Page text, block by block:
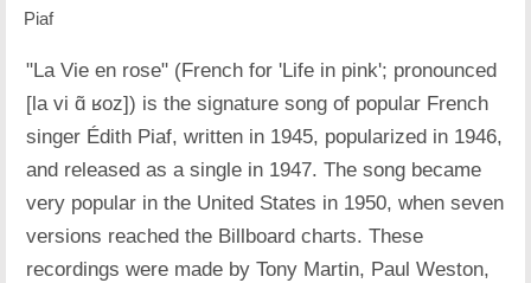
Piaf
"La Vie en rose" (French for 'Life in pink'; pronounced
[la vi ɑ̃ ʁoz]) is the signature song of popular French
singer Édith Piaf, written in 1945, popularized in 1946,
and released as a single in 1947. The song became
very popular in the United States in 1950, when seven
versions reached the Billboard charts. These
recordings were made by Tony Martin, Paul Weston,